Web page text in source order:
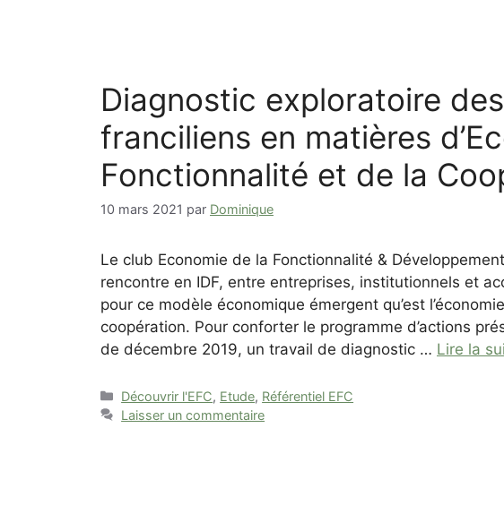
Diagnostic exploratoire
franciliens en matières
Fonctionnalité et de la
10 mars 2021 par Dominique
Le club Economie de la Fonctionnalité &
rencontre en IDF, entre entreprises, institutionnels et
pour ce modèle économique émergent qu’est
coopération. Pour conforter le programme d’actions
de décembre 2019, un travail de diagnostic … Lire la
Catégories
Découvrir l'EFC, Etude, Référentiel EFC
Laisser un commentaire